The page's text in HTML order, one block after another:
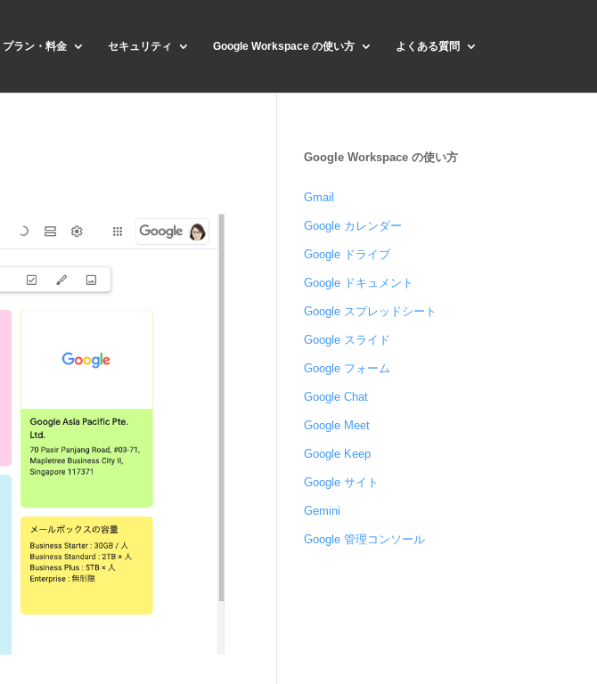
プラン・料金 セキュリティ Google Workspace の使い方 よくある質問
Google Workspace の使い方
Gmail
Google カレンダー
Google ドライブ
Google ドキュメント
Google スプレッドシート
Google スライド
Google フォーム
Google Chat
Google Meet
Google Keep
Google サイト
Gemini
Google 管理コンソール